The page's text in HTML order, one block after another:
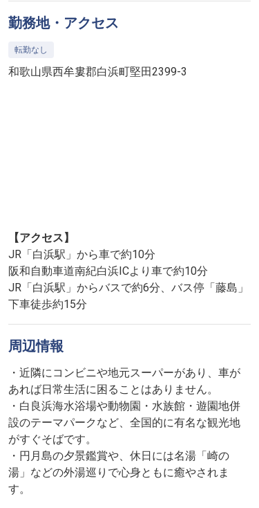
勤務地・アクセス
転勤なし
和歌山県西牟婁郡白浜町堅田2399-3
【アクセス】
JR「白浜駅」から車で約10分
阪和自動車道南紀白浜ICより車で約10分
JR「白浜駅」からバスで約6分、バス停「藤島」
下車徒歩約15分
周辺情報
・近隣にコンビニや地元スーパーがあり、車が
あれば日常生活に困ることはありません。
・白良浜海水浴場や動物園・水族館・遊園地併
設のテーマパークなど、全国的に有名な観光地
がすぐそばです。
・円月島の夕景鑑賞や、休日には名湯「崎の
湯」などの外湯巡りで心身ともに癒やされま
す。